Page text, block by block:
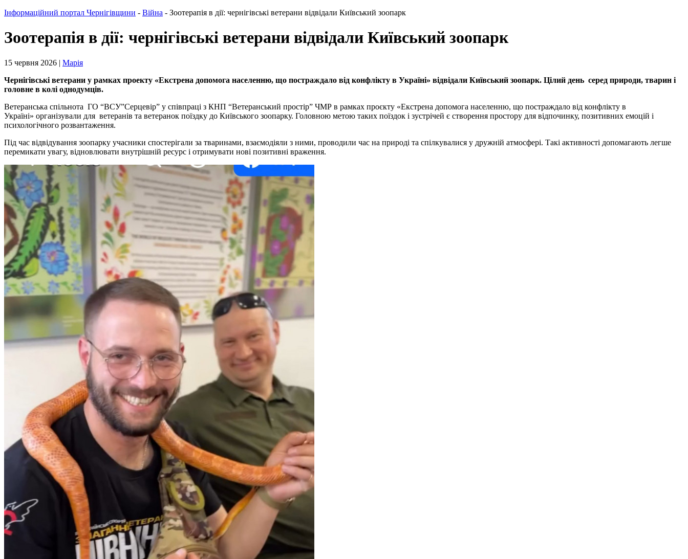
Інформаційний портал Чернігівщини - Війна - Зоотерапія в дії: чернігівські ветерани відвідали Київський зоопарк
Зоотерапія в дії: чернігівські ветерани відвідали Київський зоопарк
15 червня 2026 | Марія
Чернігівські ветерани у рамках проекту «Екстрена допомога населенню, що постраждало від конфлікту в Україні» відвідали Київський зоопарк. Цілий день серед природи, тварин і
головне в колі однодумців.
Ветеранська спільнота ГО “ВСУ”Серцевір” у співпраці з КНП “Ветеранський простір” ЧМР в рамках проєкту «Екстрена допомога населенню, що постраждало від конфлікту в
Україні» організували для ветеранів та ветеранок поїздку до Київського зоопарку. Головною метою таких поїздок і зустрічей є створення простору для відпочинку, позитивних емоцій і
психологічного розвантаження.
Під час відвідування зоопарку учасники спостерігали за тваринами, взаємодіяли з ними, проводили час на природі та спілкувалися у дружній атмосфері. Такі активності допомагають легше
перемикати увагу, відновлювати внутрішній ресурс і отримувати нові позитивні враження.